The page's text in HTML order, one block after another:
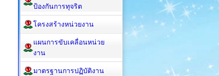
ป้องกันการทุจริต
โครงสร้างหน่วยงาน
แผนการขับเคลื่อนหน่วย
งาน
มาตรฐานการปฏิบัติงาน